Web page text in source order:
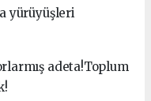
yürüyüşleri
adeta!Toplum